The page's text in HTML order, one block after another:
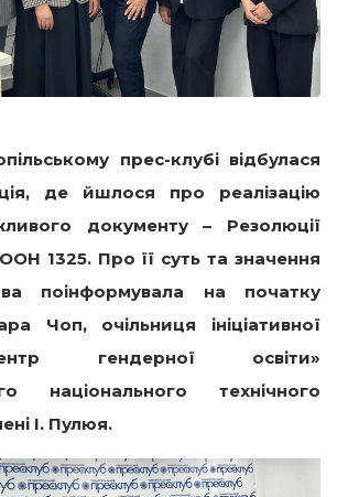
прес-клубі відбулася
де йшлося про реалізацію
документу – Резолюції
1325. Про її суть та значення
поінформувала на початку
Чоп, очільниця ініціативної
гендерної освіти»
національного технічного
І. Пулюя.